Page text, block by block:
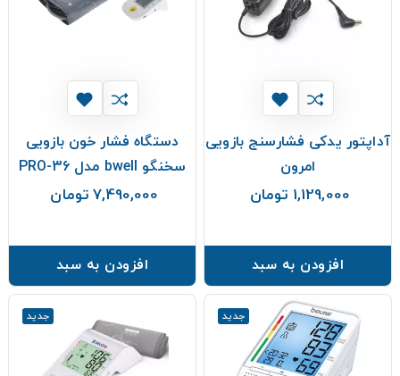
آداپتور یدکی فشارسنج بازویی
امرون
1,129,000 تومان
افزودن به سبد
دستگاه فشار خون بازویی
سخنگو bwell مدل PRO-36
7,490,000 تومان
افزودن به سبد
جدید جدید